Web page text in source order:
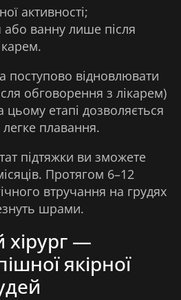
активності;
ванну лише після
поступово відновлювати
обговорення з лікарем)
етапі дозволяється
плавання.
підтяжки ви зможете
Протягом 6–12
втручання на грудях
шрами.
хірург —
якірної